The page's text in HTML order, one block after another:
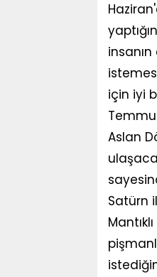
için iyi
Aslan
Satürn